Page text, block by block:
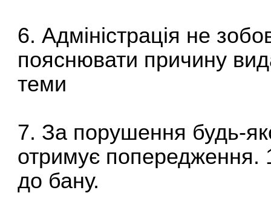
6. Адміністрація не
пояснювати причину
теми
7. За порушення будь-
отримує попередження.
до бану.